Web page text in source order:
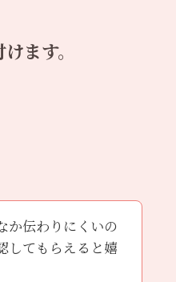
ます。
か伝わりにくいの
してもらえると嬉